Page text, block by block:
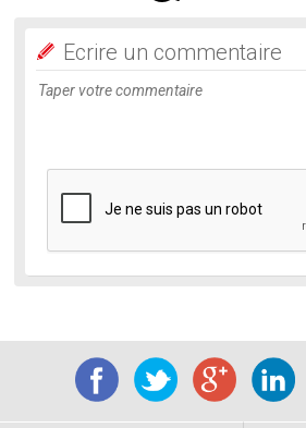
Ecrire un commentaire